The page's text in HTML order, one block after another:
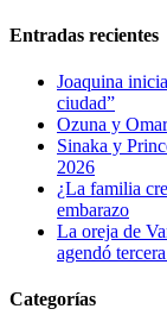
Entradas recientes
Joaquina
ciudad”
Ozuna y
Sinaka y
2026
¿La familia
embarazo
La oreja de
agendó
Categorías